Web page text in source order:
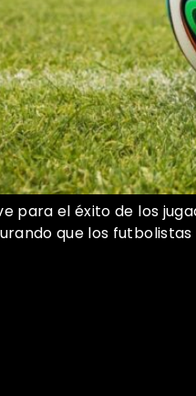
para el éxito de los
que los